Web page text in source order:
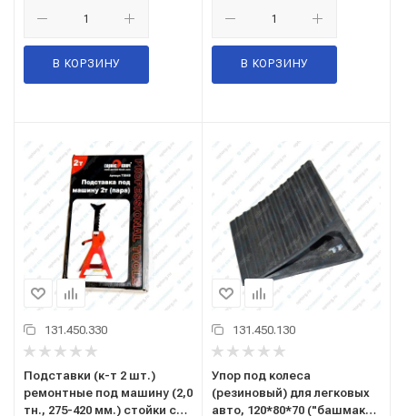
В КОРЗИНУ В КОРЗИНУ
131.450.330
Подставки (к-т 2 шт.)
ремонтные под машину (2,0
тн., 275-420 мм.) стойки с
131.450.130
Упор под колеса
(резиновый) для легковых
авто, 120*80*70 ("башмак"